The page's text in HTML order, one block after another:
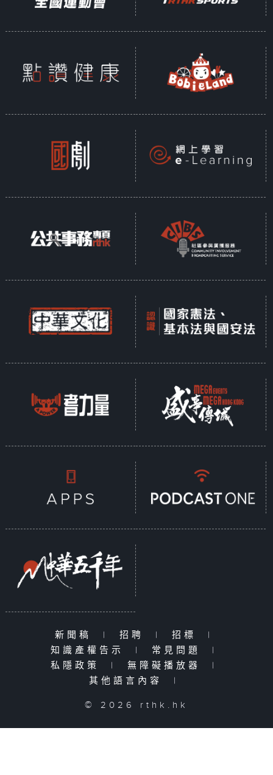
新聞稿 | 招聘 | 招標
|
知識產權告示
| 常見問題
|
私隱政策
| 無障礙播放器
|
其他語言內容
|
© 2026 rthk.hk